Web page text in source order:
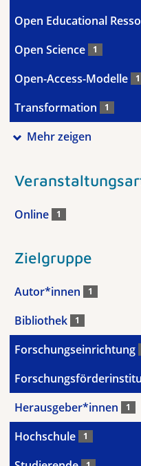
Open Educational
Open Science 1
Open-Access-Modelle 1
Transformation 1
Mehr zeigen
Online 1
Zielgruppe
Autor*innen 1
Bibliothek 1
Forschungseinrichtung
Herausgeber*innen 1
Hochschule 1